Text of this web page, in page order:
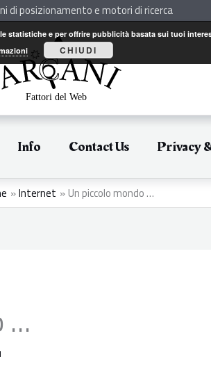
di posizionamento e motori di ricerca
Info Contact Us Privacy
Internet Un piccolo mondo …
…
e per offrire pubblicità basata sui tuoi
CHIUDI